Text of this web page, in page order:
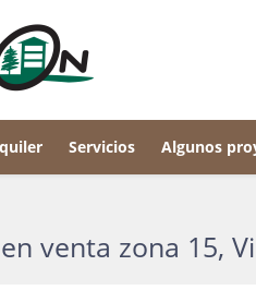
Servicios Algunos
venta zona 15,